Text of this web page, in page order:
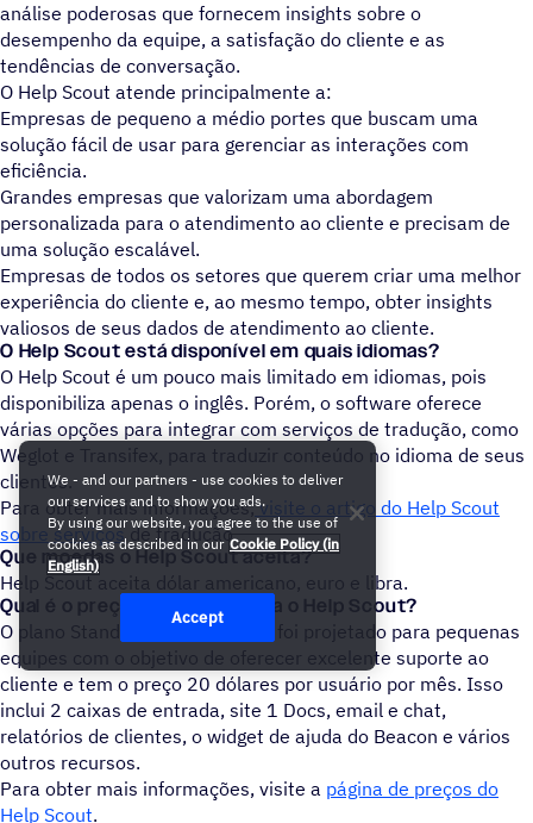
análise poderosas que fornecem insights sobre o
desempenho da equipe, a satisfação do cliente e as
tendências de conversação.
O Help Scout atende principalmente a:
Empresas de pequeno a médio portes que buscam uma
solução fácil de usar para gerenciar as interações com
eficiência.
Grandes empresas que valorizam uma abordagem
personalizada para o atendimento ao cliente e precisam de
uma solução escalável.
Empresas de todos os setores que querem criar uma melhor
experiência do cliente e, ao mesmo tempo, obter insights
valiosos de seus dados de atendimento ao cliente.
O Help Scout está disponível em quais idiomas?
O Help Scout é um pouco mais limitado em idiomas, pois
disponibiliza apenas o inglês. Porém, o software oferece
várias opções para integrar com serviços de tradução, como
Weglot e Transifex, para traduzir conteúdo no idioma de seus
clientes.
Para obter mais informações,visite o artigo do Help Scout
sobre serviçosde tradução.
Que moedas o Help Scout aceita?
Help Scout aceita dólar americano, euro e libra.
Qual é o preço de entrada para o Help Scout?
O plano Standard do Help Scout foi projetado para pequenas
equipes com o objetivo de oferecer excelente suporte ao
cliente e tem o preço 20 dólares por usuário por mês. Isso
inclui 2 caixas de entrada, site 1 Docs, email e chat,
relatórios de clientes, o widget de ajuda do Beacon e vários
outros recursos.
Para obter mais informações, visite a página de preços do
Help Scout.
We - and our partners - use cookies to deliver
our services and to show you ads.
By using our website, you agree to the use of
cookies as described in our Cookie Policy (in
English)
Accept